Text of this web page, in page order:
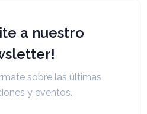
a nuestro
sobre las últimas
y eventos.